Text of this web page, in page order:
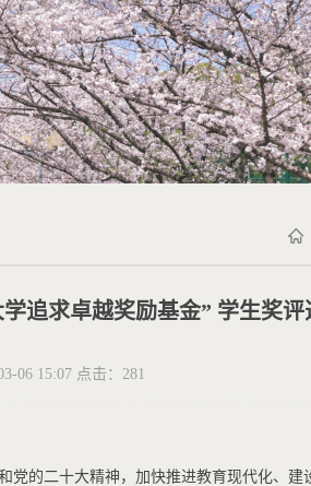
追求卓越奖励基金” 学生奖评
06 15:07 点击： 281
党的二十大精神，加快推进教育现代化、